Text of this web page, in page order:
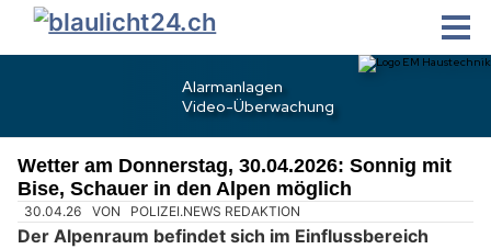
Wetter am Donnerstag, 30.04.2026: Sonnig mit
Bise, Schauer in den Alpen möglich
30.04.26 VON POLIZEI.NEWS REDAKTION
Der Alpenraum befindet sich im Einflussbereich